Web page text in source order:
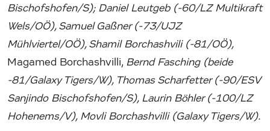
Bischofshofen/S); Daniel Leutgeb (-60/LZ Multikraft
Wels/OÖ), Samuel Gaßner (-73/UJZ
Mühlviertel/OÖ), Shamil Borchashvili (-81/OÖ),
Magamed Borchashvilli, Bernd Fasching (beide
-81/Galaxy Tigers/W), Thomas Scharfetter (-90/ESV
Sanjindo Bischofshofen/S), Laurin Böhler (-100/LZ
Hohenems/V), Movli Borchashvilli (Galaxy Tigers/W).